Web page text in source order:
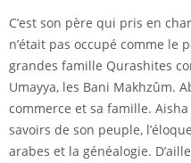
C’est son père qui pris en
n’était pas occupé comme le
grandes famille Qurashites
Umayya, les Bani Makhzûm.
commerce et sa famille.
savoirs de son peuple,
arabes et la généalogie.